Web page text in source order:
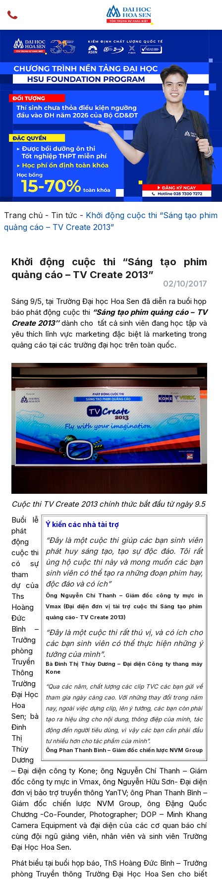
Trang chủ- Tin tức - Khởi động cuộc thi “Sáng tạo phim
quảng cáo – TV Create 2013”
Khởi động cuộc thi “Sáng tạo phim
quảng cáo – TV Create 2013”
02/10/2017
Sáng 9/5, tại Trường Đại học Hoa Sen đã diễn ra buổi họp
báo phát động cuộc thi “Sáng tạo phim quảng cáo – TV
Create 2013″dành cho tất cả sinh viên đang học tập và
yêu thích lĩnh vực marketing đặc biệt là marketing trong
quảng cáo tại các trường đại học trên toàn quốc.
Cuộc thi TV Create 2013 chính thức bắt đầu từ ngày 9.5
Ý kiến các nhà tài trợ
“Đây là một cuộc thi giúp các bạn sinh viên
phát huy sáng tạo, tạo sự độc đáo. Tôi rất
ủng hộ cuộc thi này và mong muốn các bạn
sinh viên có thể tạo ra những đoạn phim hay,
độc đáo và có ích”
Ông Nguyễn Chí Thanh – Giám đốc công ty mực in
Vmax (Đại diện đơn vị tài trợ cuộc thi Sáng tạo phim
quảng cáo- TV Create 2013)
“Đây là một cuộc thi rất thú vị, và có ích cho
các bạn sinh viên có thể thực hiện những ý
tưởng của mình”.
Bà Đinh Thị Thùy Dương – Đại diện Công ty thang máy
Kone
“Qua các năm, chất lượng các clip TVC các bạn gửi về
tham gia ngày càng cao. Với những thay đổi trong năm
nay, ngoài việc dựng clip, lên ý tưởng, các bạn còn phài
tạo ra hiệu ứng cho nội dung, thông điệp của mỉnh, tác
động đến người tiêu dùng, vì vậy các bạn cần phải đầu
tư nhiều hơn cho tác phẩm của mình”.
Ông Phan Thanh Bình – Giám đốc chiến lược NVM Group
Buổi lễ
phát
động
cuộc thi
có sự
tham
dự của
Ths
Hoàng
Đức
Bình –
Trưởng
phòng
Truyền
Thông
Trường
Đại Học
Hoa
Sen; bà
Đinh
Thị
Thùy
Dương
– Đại diện công ty Kone; ông Nguyễn Chí Thanh – Giám
đốc công ty mực in Vmax, ông Nguyễn Hữu Sơn- Đại diện
đơn vị bảo trợ truyền thông YanTV; ông Phan Thanh Bình –
Giám đốc chiến lược NVM Group, ông Đặng Quốc
Chương -Co-Founder, Photographer; DOP – Minh Khang
Camera Equipment và đại diện của các cơ quan báo chí
cùng đội ngũ giảng viên, nhân viên và sinh viên Trường
Đại Học Hoa Sen.
Phát biểu tại buổi họp báo, ThS Hoàng Đức Bình – Trưởng
phòng Truyền thông Trường Đại Học Hoa Sen cho biết